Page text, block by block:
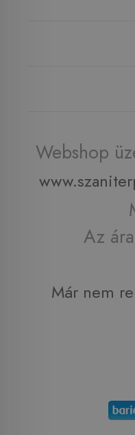
Webshop
Az
Már nem